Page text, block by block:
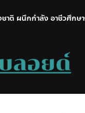
าติ ผนึกกำลัง อาชีวศึกษ